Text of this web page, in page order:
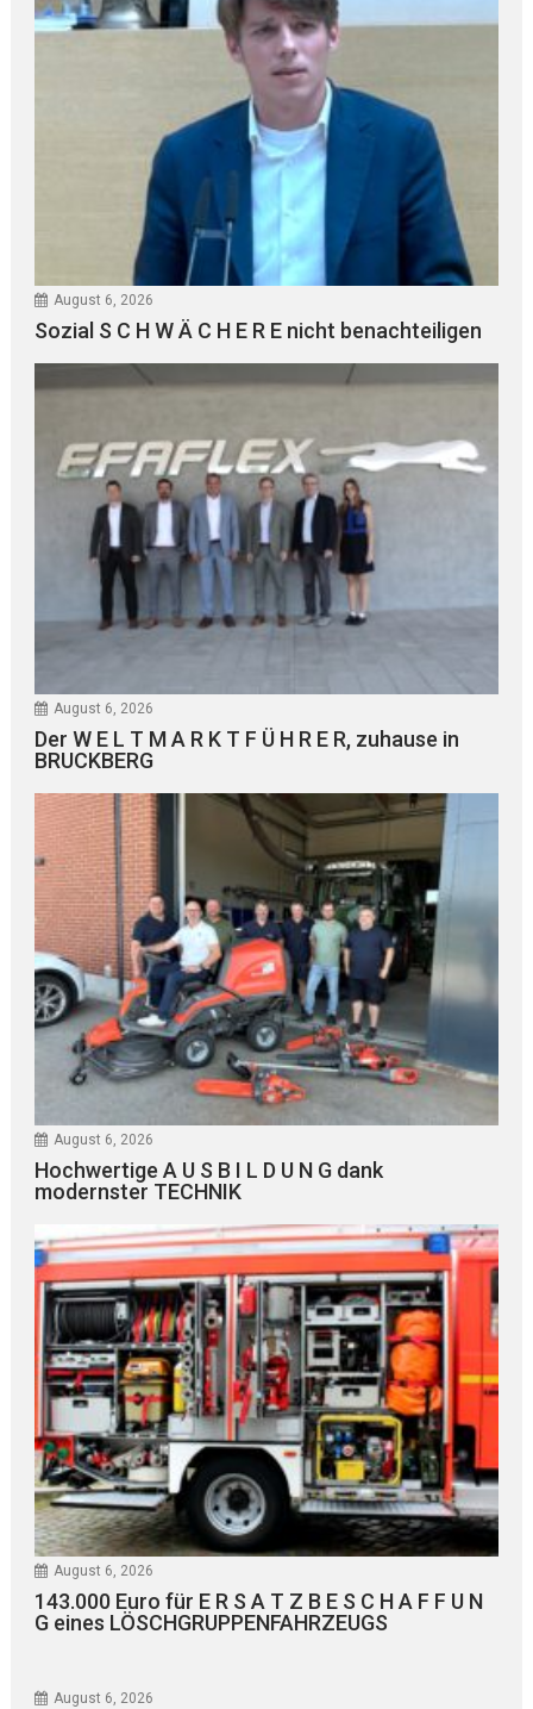
August 6, 2026
Sozial S C H W Ä C H E R E nicht benachteiligen
August 6, 2026
Der W E L T M A R K T F Ü H R E R, zuhause in
BRUCKBERG
August 6, 2026
Hochwertige A U S B I L D U N G dank
modernster TECHNIK
August 6, 2026
143.000 Euro für E R S A T Z B E S C H A F F U N
G eines LÖSCHGRUPPENFAHRZEUGS
August 6, 2026